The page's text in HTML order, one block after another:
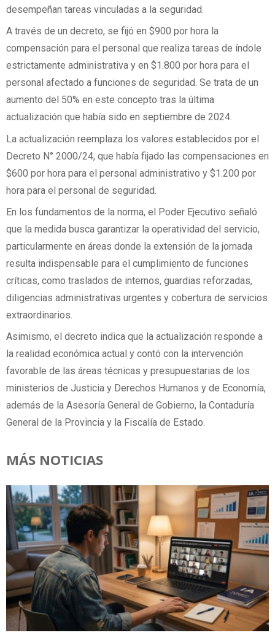
desempeñan tareas vinculadas a la seguridad.
A través de un decreto, se fijó en $900 por hora la
compensación para el personal que realiza tareas de índole
estrictamente administrativa y en $1.800 por hora para el
personal afectado a funciones de seguridad. Se trata de un
aumento del 50% en este concepto tras la última
actualización que había sido en septiembre de 2024.
La actualización reemplaza los valores establecidos por el
Decreto N° 2000/24, que había fijado las compensaciones en
$600 por hora para el personal administrativo y $1.200 por
hora para el personal de seguridad.
En los fundamentos de la norma, el Poder Ejecutivo señaló
que la medida busca garantizar la operatividad del servicio,
particularmente en áreas donde la extensión de la jornada
resulta indispensable para el cumplimiento de funciones
críticas, como traslados de internos, guardias reforzadas,
diligencias administrativas urgentes y cobertura de servicios
extraordinarios.
Asimismo, el decreto indica que la actualización responde a
la realidad económica actual y contó con la intervención
favorable de las áreas técnicas y presupuestarias de los
ministerios de Justicia y Derechos Humanos y de Economía,
además de la Asesoría General de Gobierno, la Contaduría
General de la Provincia y la Fiscalía de Estado.
MÁS NOTICIAS